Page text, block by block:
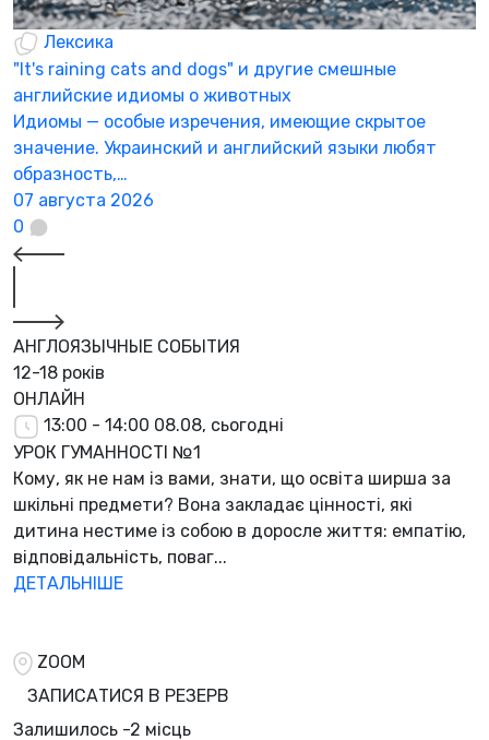
Лексика
"It's raining cats and dogs" и другие смешные
английские идиомы о животных
Идиомы — особые изречения, имеющие скрытое
значение. Украинский и английский языки любят
образность,…
07 августа 2026
0
АНГЛОЯЗЫЧНЫЕ СОБЫТИЯ
12-18 років
ОНЛАЙН
13:00 - 14:00 08.08, сьогодні
УРОК ГУМАННОСТІ №1
Кому, як не нам із вами, знати, що освіта ширша за
шкільні предмети? Вона закладає цінності, які
дитина нестиме із собою в доросле життя: емпатію,
відповідальність, поваг...
ДЕТАЛЬНІШЕ
ZOOM
ЗАПИСАТИСЯ В РЕЗЕРВ
Залишилось -2 місць